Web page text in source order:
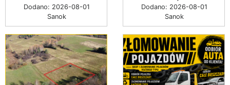
Dodano: 2026-08-01
Sanok
Dodano: 2026-08-01
Sanok